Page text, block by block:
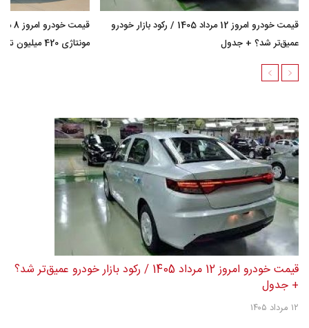
قیمت خودرو امروز 12 مرداد 1405 / رکود بازار خودرو
عمیق‌تر شد؟ + جدول
مونتاژی 420 میلیون تومان گران شد؟ + جدول
قیمت خودرو امروز 12 مرداد 1405 / رکود بازار خودرو عمیق‌تر شد؟
+ جدول
۱۲ مرداد ۱۴۰۵